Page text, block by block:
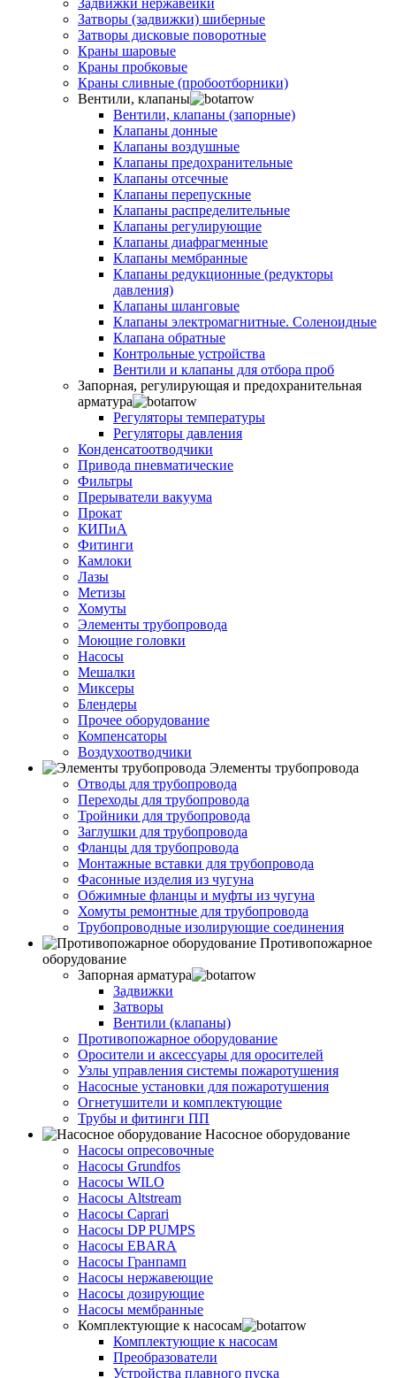
Задвижки нержавейки
Затворы (задвижки) шиберные
Затворы дисковые поворотные
Краны шаровые
Краны пробковые
Краны сливные (пробоотборники)
Вентили, клапаны
Вентили, клапаны (запорные)
Клапаны донные
Клапаны воздушные
Клапаны предохранительные
Клапаны отсечные
Клапаны перепускные
Клапаны распределительные
Клапаны регулирующие
Клапаны диафрагменные
Клапаны мембранные
Клапаны редукционные (редукторы
давления)
Клапаны шланговые
Клапаны электромагнитные. Соленоидные
Клапана обратные
Контрольные устройства
Вентили и клапаны для отбора проб
Запорная, регулирующая и предохранительная
арматура
Регуляторы температуры
Регуляторы давления
Конденсатоотводчики
Привода пневматические
Фильтры
Прерыватели вакуума
Прокат
КИПиА
Фитинги
Камлоки
Лазы
Метизы
Хомуты
Элементы трубопровода
Моющие головки
Насосы
Мешалки
Миксеры
Блендеры
Прочее оборудование
Компенсаторы
Воздухоотводчики
Элементы трубопровода
Отводы для трубопровода
Переходы для трубопровода
Тройники для трубопровода
Заглушки для трубопровода
Фланцы для трубопровода
Монтажные вставки для трубопровода
Фасонные изделия из чугуна
Обжимные фланцы и муфты из чугуна
Хомуты ремонтные для трубопровода
Трубопроводные изолирующие соединения
Противопожарное
оборудование
Запорная арматура
Задвижки
Затворы
Вентили (клапаны)
Противопожарное оборудование
Оросители и аксессуары для оросителей
Узлы управления системы пожаротушения
Насосные установки для пожаротушения
Огнетушители и комплектующие
Трубы и фитинги ПП
Насосное оборудование
Насосы опресовочные
Насосы Grundfos
Насосы WILO
Насосы Altstream
Насосы Caprari
Насосы DP PUMPS
Насосы EBARA
Насосы Гранпамп
Насосы нержавеющие
Насосы дозирующие
Насосы мембранные
Комплектующие к насосам
Комплектующие к насосам
Преобразователи
Устройства плавного пуска